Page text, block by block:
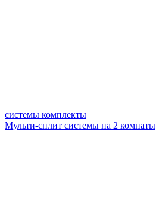
системы комплекты
Мульти-сплит системы на 2 комнаты